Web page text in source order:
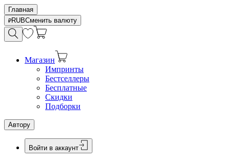
Главная
RUBСменить валюту
Магазин
Импринты
Бестселлеры
Бесплатные
Скидки
Подборки
Автору
Войти в аккаунт